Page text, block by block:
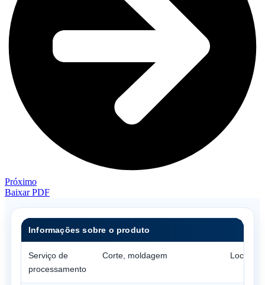
Próximo
Baixar PDF
Informações sobre o produto
Serviço de
processamento
Corte, moldagem Local de